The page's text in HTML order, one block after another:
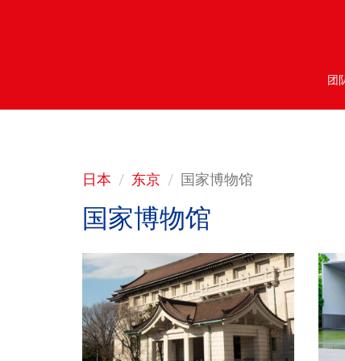
团
日本 东京 国家博物馆
国家博物馆